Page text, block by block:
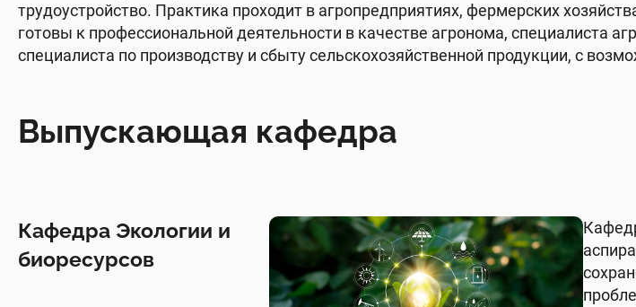
трудоустройство. Практика проходит в агропредприятиях, фермерских
готовы к профессиональной деятельности в качестве агронома, специалиста
специалиста по производству и сбыту сельскохозяйственной продукции, с
Выпускающая кафедра
Кафедра Экологии и
биоресурсов